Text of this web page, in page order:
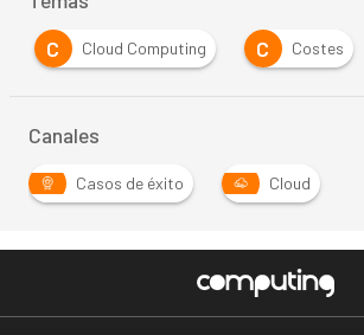
C
Cloud Computing C Costes
Canales
Casos de éxito Cloud